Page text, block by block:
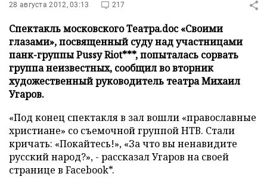
28 августа 2012, 03:13 217
Спектакль московского Театра.doc «Своими
глазами», посвященный суду над участницами
панк-группы Pussy Riot***, попыталась сорвать
группа неизвестных, сообщил во вторник
художественный руководитель театра Михаил
Угаров.
«Под конец спектакля в зал вошли «православные
христиане» со съемочной группой НТВ. Стали
кричать: «Покайтесь!», «За что вы ненавидите
русский народ?», - рассказал Угаров на своей
странице в Facebook*.